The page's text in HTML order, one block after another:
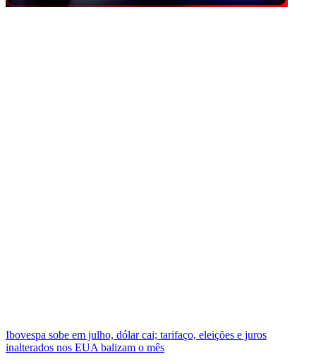
Ibovespa sobe em julho, dólar cai; tarifaço, eleições e juros
inalterados nos EUA balizam o mês